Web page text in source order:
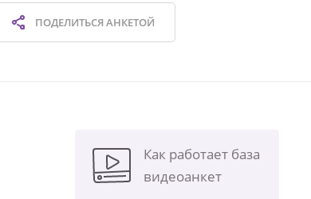
ПОДЕЛИТЬСЯАНКЕТОЙ
Как работает база
видеоанкет